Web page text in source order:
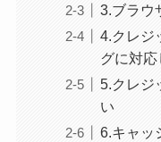
3.ブラウ
4.クレジ
グに対
5.クレジ
い
6.キャッ